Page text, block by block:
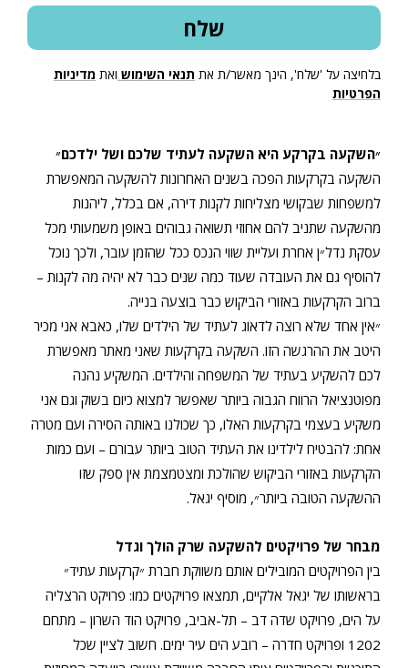
בלחיצה על 'שלח', הינך מאשר/ת את תנאי השימוש ואת מדיניות
הפרטיות
״השקעה בקרקע היא השקעה לעתיד שלכם ושל ילדכם״
השקעה בקרקעות הפכה בשנים האחרונות להשקעה המאפשרת
למשפחות שבקושי מצליחות לקנות דירה, אם בכלל, ליהנות
מהשקעה שתניב להם אחוזי תשואה גבוהים באופן משמעותי מכל
עסקת נדל״ן אחרת ועליית שווי הנכס ככל שהזמן עובר, ולכך נוכל
להוסיף גם את העובדה שעוד כמה שנים כבר לא יהיה מה לקנות –
ברוב הקרקעות באזורי הביקוש כבר בוצעה בנייה.
״אין אחד שלא רוצה לדאוג לעתיד של הילדים שלו, כאבא אני מכיר
היטב את ההרגשה הזו. השקעה בקרקעות שאני מאתר מאפשרת
לכם להשקיע בעתיד של המשפחה והילדים. המשקיע נהנה
מפוטנציאל הרווח הגבוה ביותר שאפשר למצוא כיום בשוק וגם אני
משקיע בעצמי בקרקעות האלו, כך שכולנו באותה הסירה ועם מטרה
אחת: להבטיח לילדינו את העתיד הטוב ביותר עבורם – ועם כמות
הקרקעות באזורי הביקוש שהולכת ומצטמצמת אין ספק שזו
ההשקעה הטובה ביותר״, מוסיף יגאל.
מבחר של פרויקטים להשקעה שרק הולך וגדל
בין הפרויקטים המובילים אותם משווקת חברת ״קרקעות עתיד״
בראשותו של יגאל אלקיים, תמצאו פרויקטים כמו: פרויקט הרצליה
על הים, פרויקט שדה דב – תל-אביב, פרויקט הוד השרון – מתחם
1202 ופרויקט חדרה – רובע הים עיר ימים. חשוב לציין שכל